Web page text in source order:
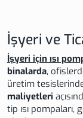
İşyeri ve
İşyeri için ısı
binalarda,
üretim
maliyetleri
tip ısı